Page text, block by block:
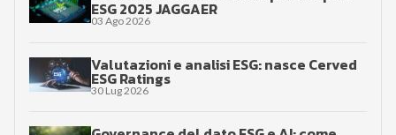
ESG 2025 JAGGAER
03 Ago 2026
Valutazioni e analisi ESG: nasce Cerved
ESG Ratings
30 Lug 2026